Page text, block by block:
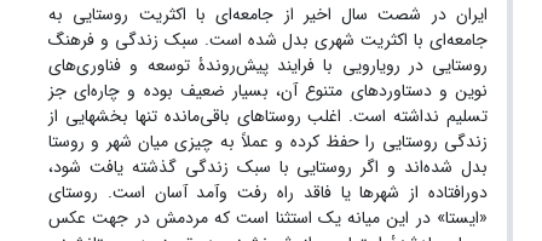
ایران در شصت سال اخیر از جامعه‌ای با اکثریت روستایی به
جامعه‌ای با اکثریت شهری بدل شده است. سبک زندگی و فرهنگ
روستایی در رویارویی با فرایند پیش‌روندۀ توسعه و فناوری‌های
نوین و دستاوردهای متنوع آن، بسیار ضعیف بوده و چاره‌ای جز
تسلیم نداشته است. اغلب روستاهای باقی‌مانده تنها بخش­هایی از
زندگی روستایی را حفظ کرده و عملاً به چیزی میان شهر و روستا
بدل شده‌اند و اگر روستایی با سبک زندگی گذشته یافت شود،
دورافتاده از شهرها یا فاقد راه رفت وآمد آسان است. روستای
«ایستا» در این میانه یک استثنا است که مردمش در جهت عکس